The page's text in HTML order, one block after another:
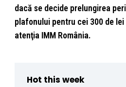
dacă se decide prelungirea
plafonului pentru cei 300 de
atenţia IMM România.
Hot this week